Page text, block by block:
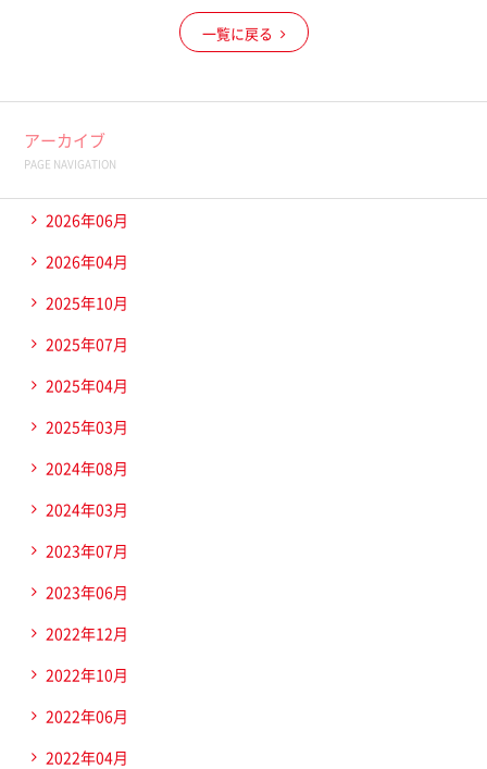
一覧に戻る
アーカイブ
PAGE NAVIGATION
2026年06月
2026年04月
2025年10月
2025年07月
2025年04月
2025年03月
2024年08月
2024年03月
2023年07月
2023年06月
2022年12月
2022年10月
2022年06月
2022年04月